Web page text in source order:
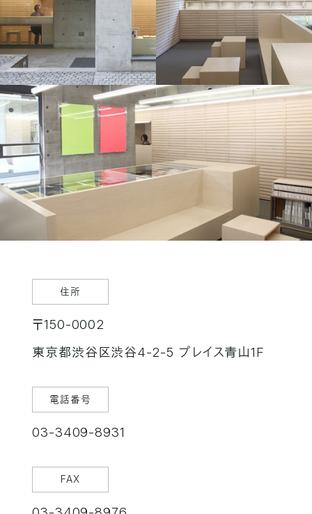
住所
〒150-0002
東京都渋谷区渋谷4-2-5 プレイス青山1F
電話番号
03-3409-8931
FAX